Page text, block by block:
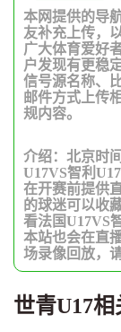
本网提供的导
友补充上传，
广大体育爱好
户发现有更稳
信号源名称、
邮件方式上传
规内容。
介绍：北京时
U17VS智利
在开赛前提供
的球迷可以收
看法国U17VS
本站也会在直
场录像回放，
世青U17